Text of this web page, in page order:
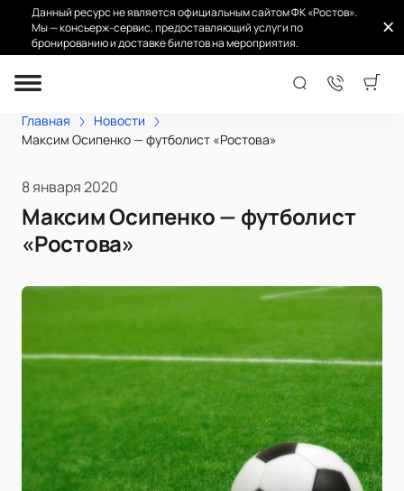
Данный ресурс не является официальным сайтом ФК «Ростов».
Мы — консьерж-сервис, предоставляющий услуги по
бронированию и доставке билетов на мероприятия.
Главная
Новости
Максим Осипенко — футболист «Ростова»
8 января 2020
Максим Осипенко — футболист
«Ростова»